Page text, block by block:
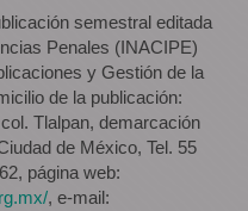
semestral editada
Penales (INACIPE)
y Gestión de la
de la publicación:
Tlalpan, demarcación
de México, Tel. 55
página web:
, e-mail: